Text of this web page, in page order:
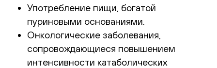
Употребление пищи, богатой
пуриновыми основаниями.
Онкологические заболевания,
сопровождающиеся повышением
интенсивности катаболических